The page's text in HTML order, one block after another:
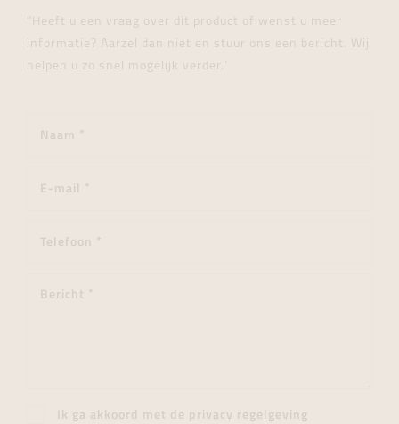
"Heeft u een vraag over dit product of wenst u meer
informatie? Aarzel dan niet en stuur ons een bericht. Wij
helpen u zo snel mogelijk verder."
Ik ga akkoord met de privacy regelgeving